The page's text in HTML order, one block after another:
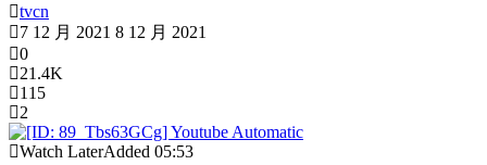
tvcn
7 12 月 2021 8 12 月 2021
0
21.4K
115
2
Watch LaterAdded 05:53